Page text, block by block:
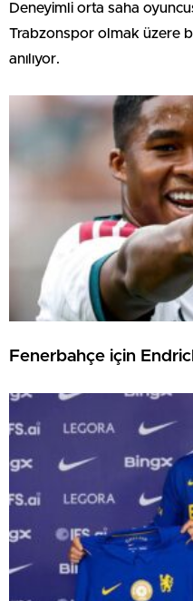
Deneyimli orta saha
Trabzonspor olmak üzere
anılıyor.
Fenerbahçe için